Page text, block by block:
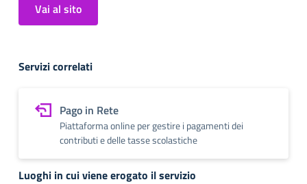
Vai al sito
Servizi correlati
Pago in Rete
Piattaforma online per gestire i pagamenti dei
contributi e delle tasse scolastiche
Luoghi in cui viene erogato il servizio